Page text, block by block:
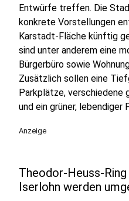
Entwürfe treffen. Die
konkrete Vorstellungen
Karstadt-Fläche künftig
sind unter anderem eine
Bürgerbüro sowie
Zusätzlich sollen eine
Parkplätze, verschiedene
und ein grüner, lebendiger
Anzeige
Theodor-Heuss-Ring
Iserlohn werden